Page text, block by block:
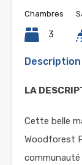
Chambres
3
Description
LA
Cette belle
Woodforest